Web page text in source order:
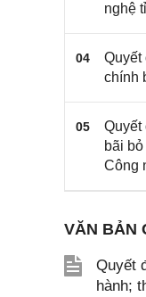
nghệ
04
Quyết
chính
05
Quyết
bãi
Công
VĂN BẢN
Quyết
hành;